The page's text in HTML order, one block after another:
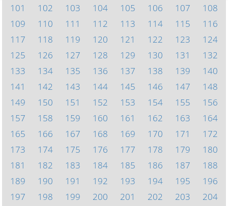
101
102 103 104 105 106 107
108
109
110 111 112 113 114 115
116
117
118 119 120 121 122 123
124
125
126 127 128 129 130 131
132
133
134 135 136 137 138 139
140
141
142 143 144 145 146 147
148
149
150 151 152 153 154 155
156
157
158 159 160 161 162 163
164
165
166 167 168 169 170 171
172
173
174 175 176 177 178 179
180
181
182 183 184 185 186 187
188
189
190 191 192 193 194 195
196
197
198 199 200 201 202 203
204